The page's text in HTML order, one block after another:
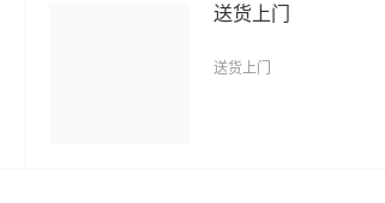
送货上门
送货上门